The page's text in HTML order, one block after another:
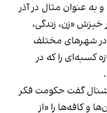
به عنوان مثال در آذر
خیزش «زن، زندگی،
در شهرهای مختلف
کسبه‌ای را که در
گفت حکومت فکر
و کافه‌ها را «از